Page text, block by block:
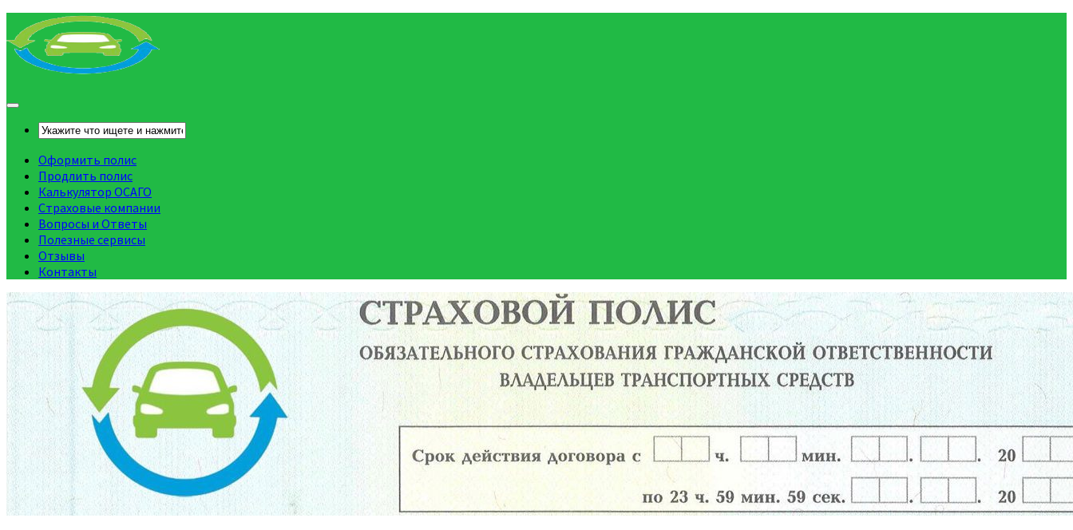
Оформить полис
Продлить полис
Калькулятор ОСАГО
Страховые компании
Вопросы и Ответы
Полезные сервисы
Отзывы
Контакты